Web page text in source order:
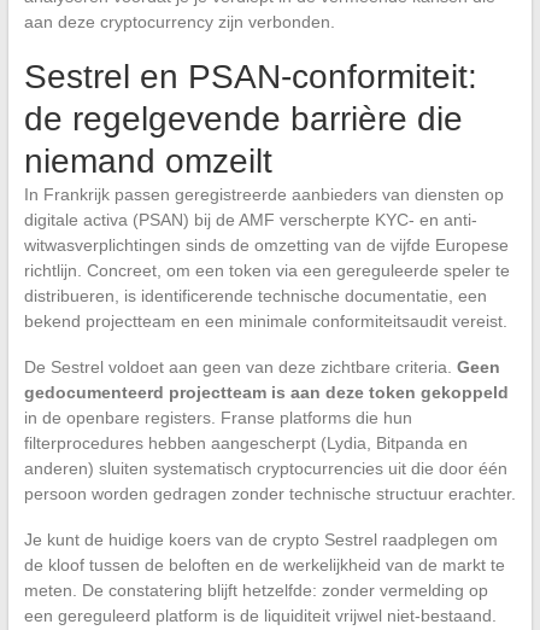
aan deze cryptocurrency zijn verbonden.
Sestrel en PSAN-conformiteit:
de regelgevende barrière die
niemand omzeilt
In Frankrijk passen geregistreerde aanbieders van diensten op
digitale activa (PSAN) bij de AMF verscherpte KYC- en anti-
witwasverplichtingen sinds de omzetting van de vijfde Europese
richtlijn. Concreet, om een token via een gereguleerde speler te
distribueren, is identificerende technische documentatie, een
bekend projectteam en een minimale conformiteitsaudit vereist.
De Sestrel voldoet aan geen van deze zichtbare criteria. Geen
gedocumenteerd projectteam is aan deze token gekoppeld
in de openbare registers. Franse platforms die hun
filterprocedures hebben aangescherpt (Lydia, Bitpanda en
anderen) sluiten systematisch cryptocurrencies uit die door één
persoon worden gedragen zonder technische structuur erachter.
Je kunt de huidige koers van de crypto Sestrel raadplegen om
de kloof tussen de beloften en de werkelijkheid van de markt te
meten. De constatering blijft hetzelfde: zonder vermelding op
een gereguleerd platform is de liquiditeit vrijwel niet-bestaand.